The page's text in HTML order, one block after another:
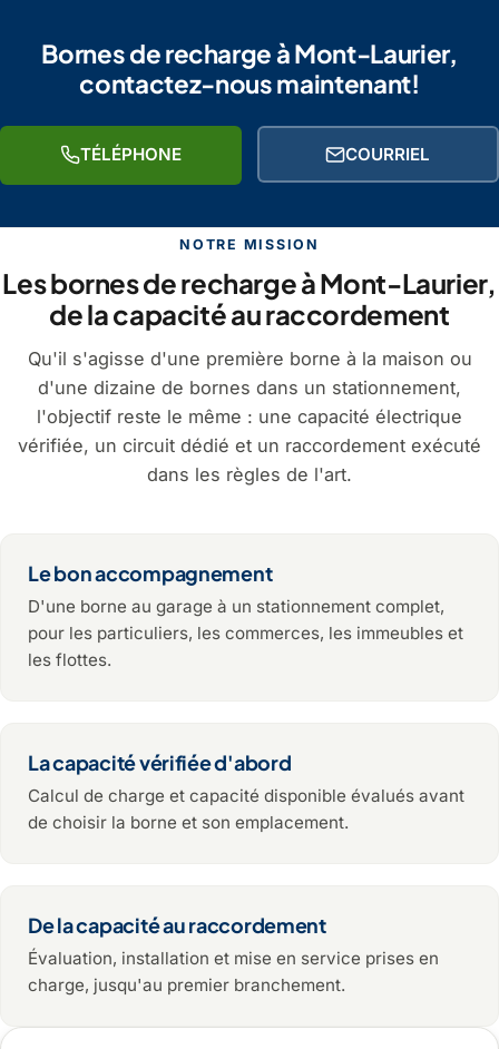
Bornes de recharge à Mont-Laurier,
contactez-nous maintenant!
TÉLÉPHONE COURRIEL
NOTRE MISSION
Les bornes de recharge à Mont-Laurier,
de la capacité au raccordement
Qu'il s'agisse d'une première borne à la maison ou
d'une dizaine de bornes dans un stationnement,
l'objectif reste le même : une capacité électrique
vérifiée, un circuit dédié et un raccordement exécuté
dans les règles de l'art.
Le bon accompagnement
D'une borne au garage à un stationnement complet,
pour les particuliers, les commerces, les immeubles et
les flottes.
La capacité vérifiée d'abord
Calcul de charge et capacité disponible évalués avant
de choisir la borne et son emplacement.
De la capacité au raccordement
Évaluation, installation et mise en service prises en
charge, jusqu'au premier branchement.